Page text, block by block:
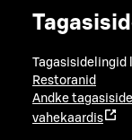
Tagasisidelingid
Restoranid
Andke
vahekaardis